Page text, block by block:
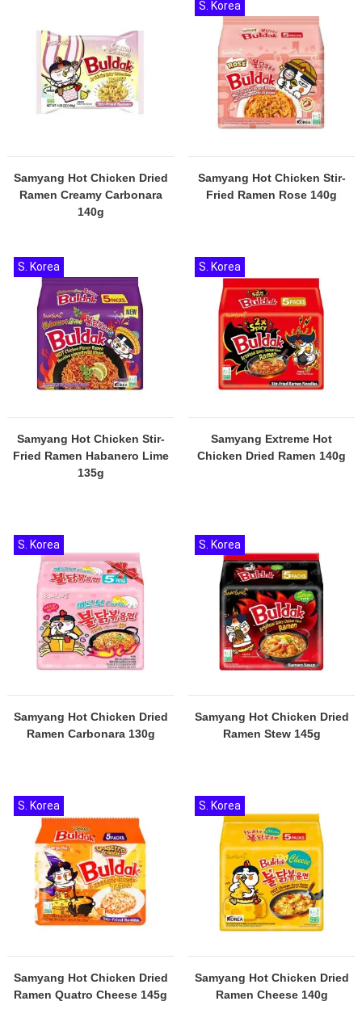
Samyang Hot Chicken Dried
Ramen Creamy Carbonara
140g
Samyang Hot Chicken Stir-
Fried Ramen Rose 140g
S. Korea
Samyang Hot Chicken Stir-
Fried Ramen Habanero Lime
135g
S. Korea
Samyang Extreme Hot
Chicken Dried Ramen 140g
S. Korea
Samyang Hot Chicken Dried
Ramen Carbonara 130g
S. Korea
Samyang Hot Chicken Dried
Ramen Stew 145g
S. Korea
Samyang Hot Chicken Dried
Ramen Quatro Cheese 145g
S. Korea
Samyang Hot Chicken Dried
Ramen Cheese 140g
S. Korea